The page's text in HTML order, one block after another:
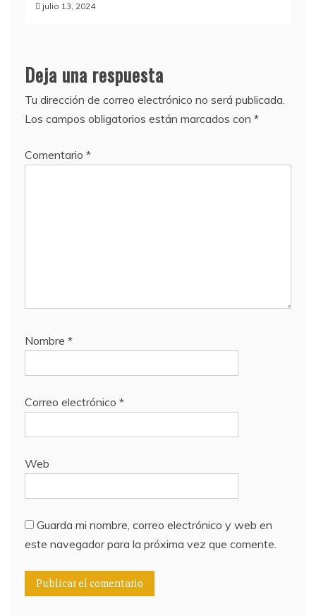
julio 13, 2024
Deja una respuesta
Tu dirección de correo electrónico no será publicada.
Los campos obligatorios están marcados con *
Comentario *
Nombre *
Correo electrónico *
Web
Guarda mi nombre, correo electrónico y web en
este navegador para la próxima vez que comente.